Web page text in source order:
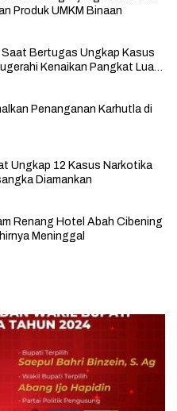
Produk UMKM Binaan
Bertugas Ungkap Kasus
Kenaikan Pangkat Luar
Penanganan Karhutla di
Ungkap 12 Kasus Narkotika
Diamankan
Renang Hotel Abah Cibening
Meninggal